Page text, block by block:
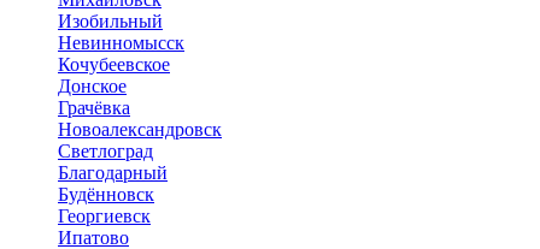
Изобильный
Невинномысск
Кочубеевское
Донское
Грачёвка
Новоалександровск
Светлоград
Благодарный
Будённовск
Георгиевск
Ипатово